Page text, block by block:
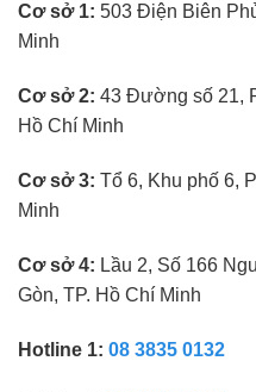
mắt
Cơ sở 1: 503 Điện Biên
Minh
Cơ sở 2: 43 Đường số 21,
Hồ Chí Minh
Cơ sở 3: Tổ 6, Khu phố 6,
Minh
Cơ sở 4: Lầu 2, Số 166
Gòn, TP. Hồ Chí Minh
Hotline 1: 08 3835 0132